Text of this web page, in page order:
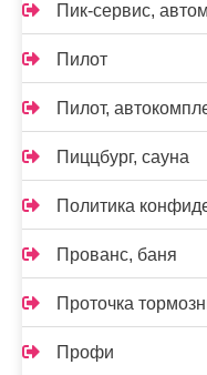
Пик-сервис,
Пилот
Пилот,
Пиццбург, сауна
Политика
Прованс, баня
Проточка
Профи